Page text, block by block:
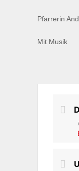
Pfarrerin
Mit Musik